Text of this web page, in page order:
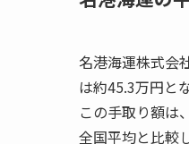
名港海運株式会
は約45.3万円と
この手取り額は
全国平均と比較